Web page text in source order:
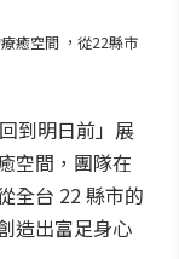
癒空間 ，從22縣市
到明日前」展
空間，團隊在
全台 22 縣市的
造出富足身心